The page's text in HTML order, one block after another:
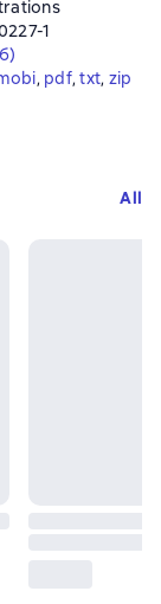
1
, pdf, txt, zip
All